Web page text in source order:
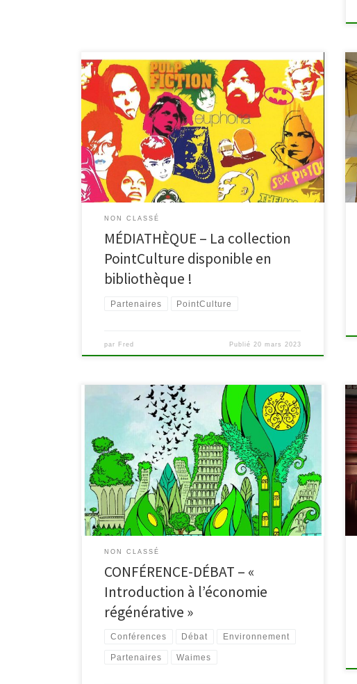
La Collection, qu’est-ce que c’est ? C’est plus de 300
000 médias disponibles : musique, films, et
documentaires que vous pouvez emprunter en
quelques clics sur le site pointculture.be et qui seront
déposés, à votre intention, au comptoir de la
bibliothèque de votre choix. N’hésitez plus à
redécouvrir des chefs […]
NON CLASSÉ
MÉDIATHÈQUE – La collection
PointCulture disponible en
bibliothèque !
Partenaires PointCulture
par Fred Publié 20 mars 2023
Par Stéphan Hoornaert La nature est championne
toutes catégories en développement durable. Elle a
réglé tous ses problèmes au cours de milliards
d’années d’essais et erreurs. « La folie, c’est de se
comporter de la même manière et attendre un
résultat différent. » Cette phrase d’Albert Einstein,
Stephan Hoornaert, rare biomiméticien […]
NON CLASSÉ
CONFÉRENCE-DÉBAT – «
Introduction à l’économie
régénérative »
Conférences Débat Environnement
Partenaires Waimes